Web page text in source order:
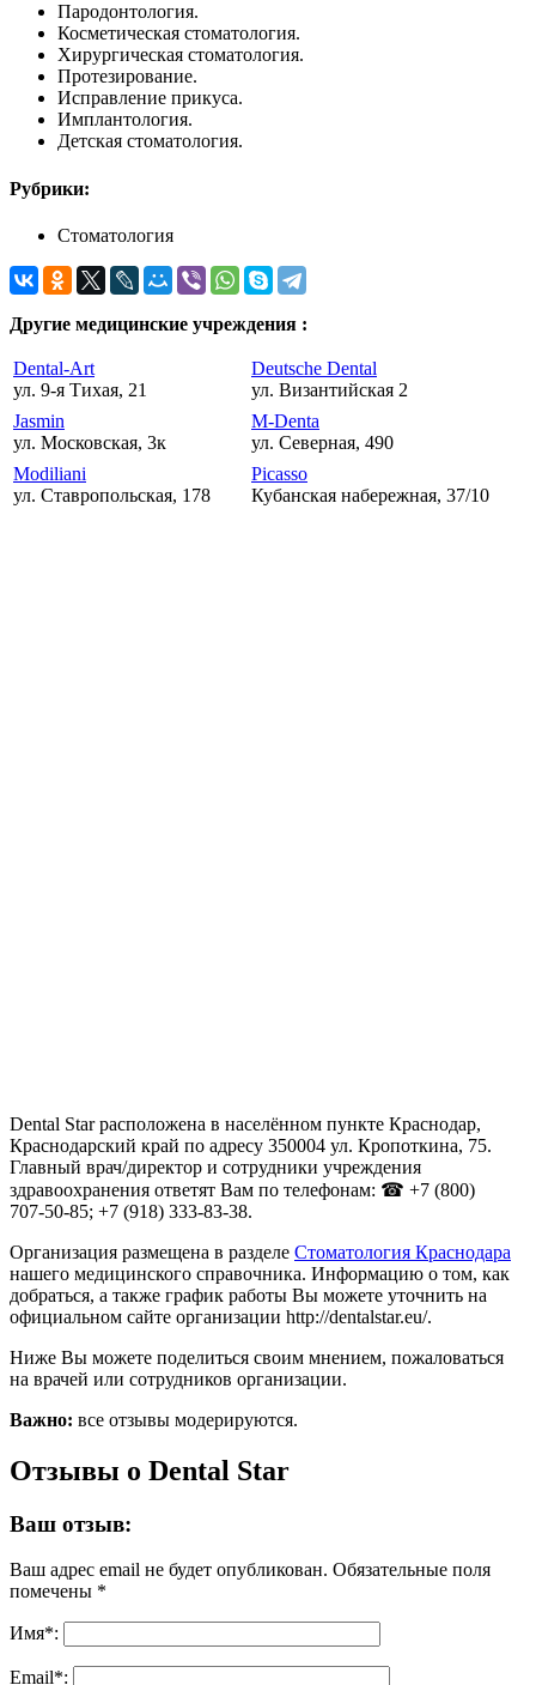
Пародонтология.
Косметическая стоматология.
Хирургическая стоматология.
Протезирование.
Исправление прикуса.
Имплантология.
Детская стоматология.
Рубрики:
Стоматология
Другие медицинские учреждения :
Dental-Art
ул. 9-я Тихая, 21
Deutsche Dental
ул. Византийская 2
Jasmin
ул. Московская, 3к
M-Denta
ул. Северная, 490
Modiliani
ул. Ставропольская, 178
Picasso
Кубанская набережная, 37/10
Dental Star расположена в населённом пункте Краснодар,
Краснодарский край по адресу 350004 ул. Кропоткина, 75.
Главный врач/директор и сотрудники учреждения
здравоохранения ответят Вам по телефонам: ☎ +7 (800)
707‑50‑85; +7 (918) 333-83-38.
Организация размещена в разделе Стоматология Краснодара
нашего медицинского справочника. Информацию о том, как
добраться, а также график работы Вы можете уточнить на
официальном сайте организации http://dentalstar.eu/.
Ниже Вы можете поделиться своим мнением, пожаловаться
на врачей или сотрудников организации.
Важно: все отзывы модерируются.
Отзывы о Dental Star
Ваш отзыв:
Ваш адрес email не будет опубликован. Обязательные поля
помечены *
Имя*:
Email*: